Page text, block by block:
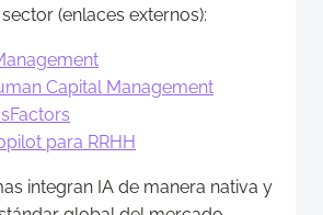
(enlaces externos):
Capital Management
para RRHH
integran IA de manera nativa y